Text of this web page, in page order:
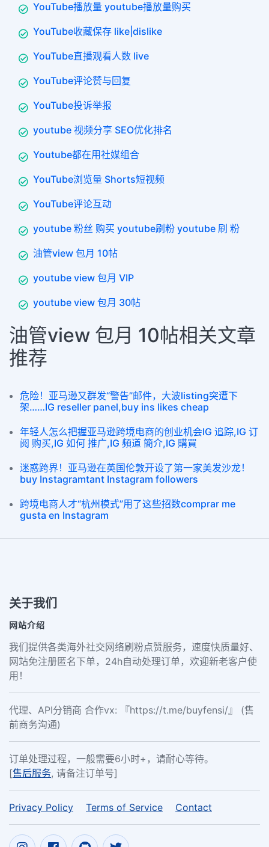
YouTube播放量 youtube播放量购买
YouTube收藏保存 like|dislike
YouTube直播观看人数 live
YouTube评论赞与回复
YouTube投诉举报
youtube 视频分享 SEO优化排名
Youtube都在用社媒组合
YouTube浏览量 Shorts短视频
YouTube评论互动
youtube 粉丝 购买 youtube刷粉 youtube 刷 粉
油管view 包月 10帖
youtube view 包月 VIP
youtube view 包月 30帖
油管view 包月 10帖相关文章
推荐
危险！亚马逊又群发“警告”邮件，大波listing突遭下
架……IG reseller panel,buy ins likes cheap
年轻人怎么把握亚马逊跨境电商的创业机会IG 追踪,IG 订
阅 购买,IG 如何 推广,IG 頻道 簡介,IG 購買
迷惑跨界！亚马逊在英国伦敦开设了第一家美发沙龙！
buy Instagramtant Instagram followers
跨境电商人才“杭州模式”用了这些招数comprar me
gusta en Instagram
关于我们
网站介绍
我们提供各类海外社交网络刷粉点赞服务，速度快质量好、
网站免注册匿名下单，24h自动处理订单，欢迎新老客户使
用！
代理、API分销商 合作vx: 『https://t.me/buyfensi/』 (售
前商务沟通)
订单处理过程，一般需要6小时+，请耐心等待。
[售后服务, 请备注订单号]
Privacy Policy Terms of Service Contact